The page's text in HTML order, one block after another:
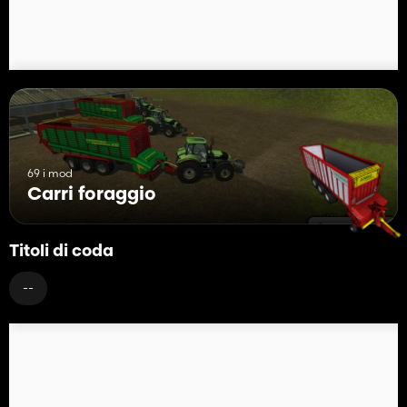
69 i mod
Carri foraggio
Titoli di coda
--